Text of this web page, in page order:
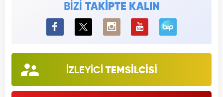
BİZİ TAKİPTE KALIN
BiP
İZLEYİCİ TEMSİLCİSİ